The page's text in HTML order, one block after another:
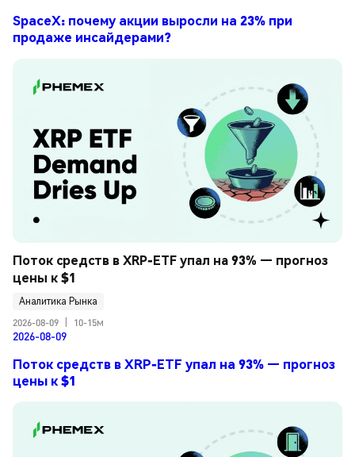
SpaceX: почему акции выросли на 23% при
продаже инсайдерами?
Поток средств в XRP-ETF упал на 93% — прогноз
цены к $1
Аналитика Рынка
2026-08-09
10-15м
2026-08-09
Поток средств в XRP-ETF упал на 93% — прогноз
цены к $1